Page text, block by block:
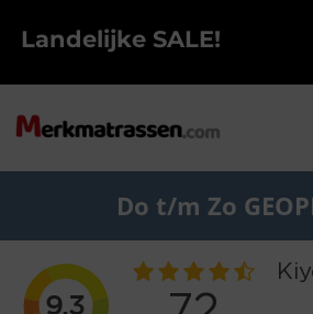
Landelijke SALE!
Do t/m Zo